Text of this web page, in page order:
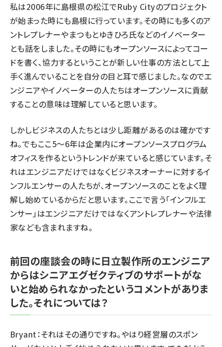
私は2006年に島根県の松江でRuby Cityのプロジェクト
が始まった時にも島根に行っています。その時にも多くのア
ントレプレナーやまつもとゆきひろ氏などのイノベーター
とも話をしました。その時にもオープンソースによってコー
ドを書く、協力するということが新しい仕事の方法として上
手く進んでいることを自分の目と耳で感じました。なのでエ
ンジニアやイノベーターの人たちはオープンソースに貢献
することの意味は理解していると思います。
しかしビジネスの人たちとは少し距離があるのは確かです
ね。でもここ5～6年は企業内にオープンソースプログラム
オフィスを作るというトレンドが来ていると感じています。そ
れはエンジニアだけではなくビジネスオーナーに対するイ
ンフルエンサーの人たちが、オープンソースのことをよく理
解し始めているからだと思います。ここで言う「インフルエ
ンサー」はエンジニアだけではなくアントレプレナーや法律
家なども含まれますね。
前回の座談会の時に日立製作所のエンジニア
からはシニアエグゼクティブのサポートがな
いと始められなかったというコメントがありま
した。それについては？
Bryant：それはその通りですね。やはり経営層のスポン